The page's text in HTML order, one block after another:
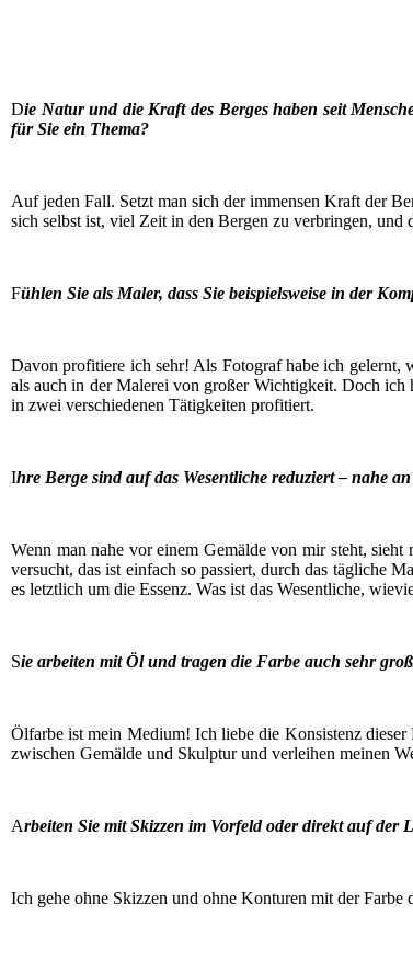
Die Natur und die Kraft des Ber­ges haben seit
für Sie ein Thema?
Auf jeden Fall. Setzt man sich der immensen Kraft der
sich selbst ist, viel Zeit in den Ber­gen zu ver­brin­gen,
Fühlen Sie als Maler, dass Sie bei­spiels­wei­se in der
Davon pro­fi­tie­re ich sehr! Als Foto­graf habe ich
als auch in der Male­rei von gro­ßer Wich­tig­keit. Doch ich
in zwei ver­schie­de­nen Tätig­kei­ten profitiert.
Ihre Ber­ge sind auf das Wesent­li­che redu­ziert – nahe
Wenn man nahe vor einem Gemäl­de von mir steht,
ver­sucht, das ist ein­fach so pas­siert, durch das täg­li­che
es letzt­lich um die Essenz. Was ist das Wesent­li­che,
Sie arbei­ten mit Öl und tra­gen die Far­be auch sehr
Ölfar­be ist mein Medi­um! Ich lie­be die Kon­sis­tenz
zwi­schen Gemäl­de und Skulp­tur und ver­lei­hen mei­nen
Arbei­ten Sie mit Skiz­zen im Vor­feld oder direkt auf der
Ich gehe ohne Skiz­zen und ohne Kon­tu­ren mit der